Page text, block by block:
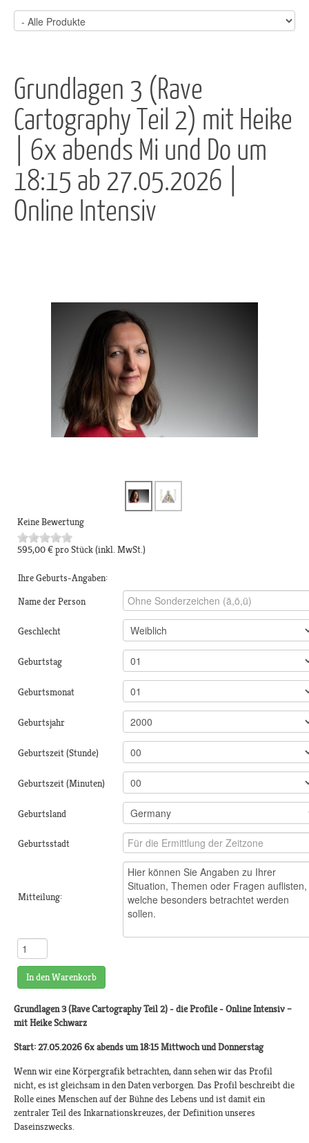
Grundlagen 3 (Rave
Cartography Teil 2) mit Heike
| 6x abends Mi und Do um
18:15 ab 27.05.2026 |
Online Intensiv
Keine Bewertung
595,00 €pro Stück(inkl. MwSt.)
Ihre Geburts-Angaben:
Name der Person
Geschlecht
Geburtstag
Geburtsmonat
Geburtsjahr
Geburtszeit (Stunde)
Geburtszeit (Minuten)
Geburtsland
Geburtsstadt
Mitteilung:
In den Warenkorb
Grundlagen 3 (Rave Cartography Teil 2) - die Profile -Online Intensiv –
mit Heike Schwarz
Start: 27.05.2026 6x abends um 18:15 Mittwoch und Donnerstag
Wenn wir eine Körpergrafik betrachten, dann sehen wir das Profil
nicht, es ist gleichsam in den Daten verborgen. Das Profil beschreibt die
Rolle eines Menschen auf der Bühne des Lebens und ist damit ein
zentraler Teil des Inkarnationskreuzes, der Definition unseres
Daseinszwecks.